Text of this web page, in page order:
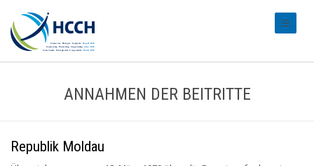
ANNAHMEN DER BEITRITTE
Republik Moldau